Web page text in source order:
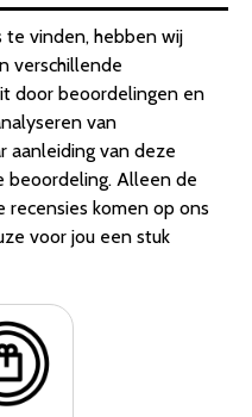
vinden, hebben wij
verschillende
door beoordelingen en
van
aanleiding van deze
beoordeling. Alleen de
komen op ons
voor jou een stuk